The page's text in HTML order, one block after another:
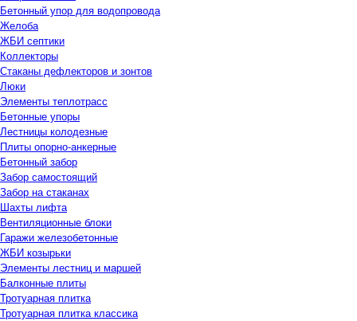
Бетонный упор для водопровода
Желоба
ЖБИ септики
Коллекторы
Стаканы дефлекторов и зонтов
Люки
Элементы теплотрасс
Бетонные упоры
Лестницы колодезные
Плиты опорно-анкерные
Бетонный забор
Забор самостоящий
Забор на стаканах
Шахты лифта
Вентиляционные блоки
Гаражи железобетонные
ЖБИ козырьки
Элементы лестниц и маршей
Балконные плиты
Тротуарная плитка
Тротуарная плитка классика